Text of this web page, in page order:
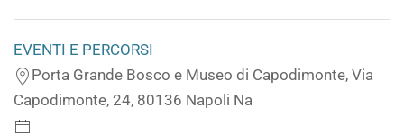
EVENTI E PERCORSI
Porta Grande Bosco e Museo di Capodimonte, Via
Capodimonte, 24, 80136 Napoli Na